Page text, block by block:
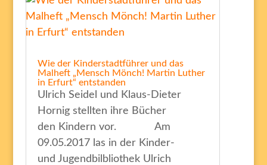
Wie der Kinderstadtführer und das
Malheft „Mensch Mönch! Martin Luther
in Erfurt“ entstanden
Ulrich Seidel und Klaus-Dieter
Hornig stellten ihre Bücher
den Kindern vor. Am
09.05.2017 las in der Kinder-
und Jugendbilbliothek Ulrich